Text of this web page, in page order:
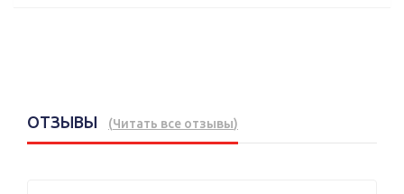
ОТЗЫВЫ (Читать все отзывы)